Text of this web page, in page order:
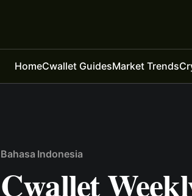
HomeCwallet GuidesMarket Trends
Bahasa Indonesia
Cwallet